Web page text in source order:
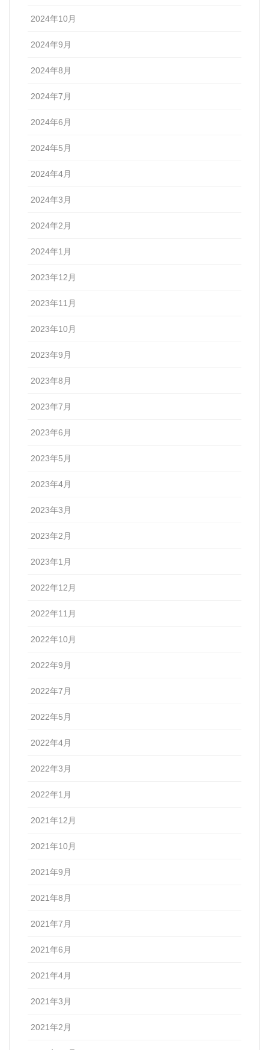
2024年10月
2024年9月
2024年8月
2024年7月
2024年6月
2024年5月
2024年4月
2024年3月
2024年2月
2024年1月
2023年12月
2023年11月
2023年10月
2023年9月
2023年8月
2023年7月
2023年6月
2023年5月
2023年4月
2023年3月
2023年2月
2023年1月
2022年12月
2022年11月
2022年10月
2022年9月
2022年7月
2022年5月
2022年4月
2022年3月
2022年1月
2021年12月
2021年10月
2021年9月
2021年8月
2021年7月
2021年6月
2021年4月
2021年3月
2021年2月